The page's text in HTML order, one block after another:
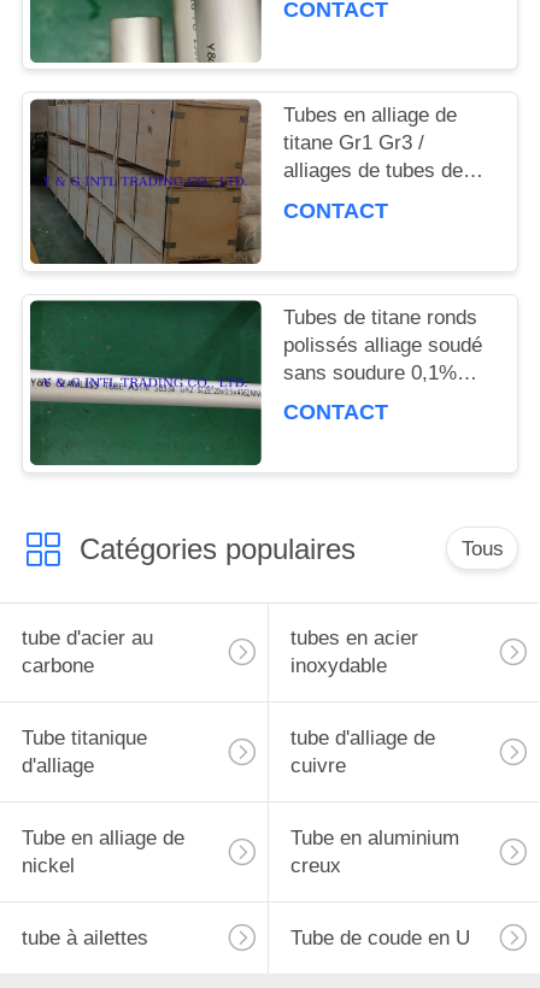
PLAN
DU
SITE
PRIVACY
POLICY
CONTACT
Tubes en alliage de
titane Gr1 Gr3 /
alliages de tubes de
titane Wisent076 Tubes
CONTACT
Tubes de titane ronds
polissés alliage soudé
sans soudure 0,1%
Impureté
CONTACT
Catégories populaires Tous
tube d'acier au
carbone
tubes en acier
inoxydable
Tube titanique
d'alliage
tube d'alliage de
cuivre
Tube en alliage de
nickel
Tube en aluminium
creux
tube à ailettes Tube de coude en U